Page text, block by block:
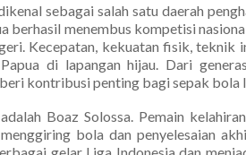
sebagai salah satu daerah
berhasil menembus kompetisi
Kecepatan, kekuatan fisik, teknik
di lapangan hijau. Dari
kontribusi penting bagi sepak bola
Boaz Solossa. Pemain
bola dan penyelesaian
gelar Liga Indonesia dan